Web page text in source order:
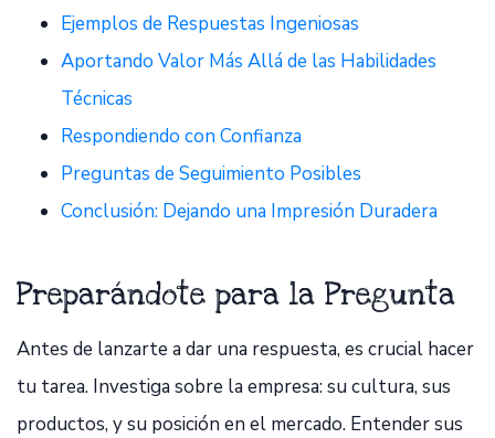
Ejemplos de Respuestas Ingeniosas
Aportando Valor Más Allá de las Habilidades
Técnicas
Respondiendo con Confianza
Preguntas de Seguimiento Posibles
Conclusión: Dejando una Impresión Duradera
Preparándote para la Pregunta
Antes de lanzarte a dar una respuesta, es crucial hacer
tu tarea. Investiga sobre la empresa: su cultura, sus
productos, y su posición en el mercado. Entender sus